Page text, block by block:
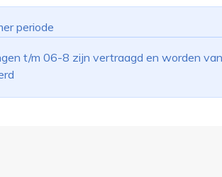
periode
t/m 06-8 zijn vertraagd en worden